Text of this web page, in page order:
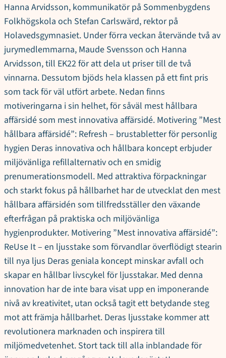
Hanna Arvidsson, kommunikatör på Sommenbygdens
Folkhögskola och Stefan Carlswärd, rektor på
Holavedsgymnasiet. Under förra veckan återvände två av
jurymedlemmarna, Maude Svensson och Hanna
Arvidsson, till EK22 för att dela ut priser till de två
vinnarna. Dessutom bjöds hela klassen på ett fint pris
som tack för väl utfört arbete. Nedan finns
motiveringarna i sin helhet, för såväl mest hållbara
affärsidé som mest innovativa affärsidé. Motivering ”Mest
hållbara affärsidé”: Refresh – brustabletter för personlig
hygien Deras innovativa och hållbara koncept erbjuder
miljövänliga refillalternativ och en smidig
prenumerationsmodell. Med attraktiva förpackningar
och starkt fokus på hållbarhet har de utvecklat den mest
hållbara affärsidén som tillfredsställer den växande
efterfrågan på praktiska och miljövänliga
hygienprodukter. Motivering ”Mest innovativa affärsidé”:
ReUse It – en ljusstake som förvandlar överflödigt stearin
till nya ljus Deras geniala koncept minskar avfall och
skapar en hållbar livscykel för ljusstakar. Med denna
innovation har de inte bara visat upp en imponerande
nivå av kreativitet, utan också tagit ett betydande steg
mot att främja hållbarhet. Deras ljusstake kommer att
revolutionera marknaden och inspirera till
miljömedvetenhet. Stort tack till alla inblandade för